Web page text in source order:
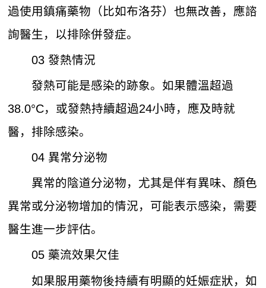
過使用鎮痛藥物（比如布洛芬）也無改善，應諮
詢醫生，以排除併發症。
03 發熱情況
發熱可能是感染的跡象。如果體溫超過
38.0°C，或發熱持續超過24小時，應及時就
醫，排除感染。
04 異常分泌物
異常的陰道分泌物，尤其是伴有異味、顏色
異常或分泌物增加的情況，可能表示感染，需要
醫生進一步評估。
05 藥流效果欠佳
如果服用藥物後持續有明顯的妊娠症狀，如